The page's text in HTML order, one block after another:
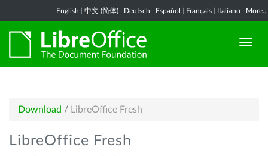
English 中文 (简体) Deutsch Español Français Italiano More...
Download / LibreOffice Fresh
LibreOffice Fresh